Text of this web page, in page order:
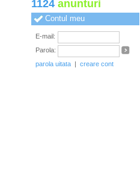
1124 anunturi
Contul meu
E-mail:
Parola:
parola uitata | creare cont